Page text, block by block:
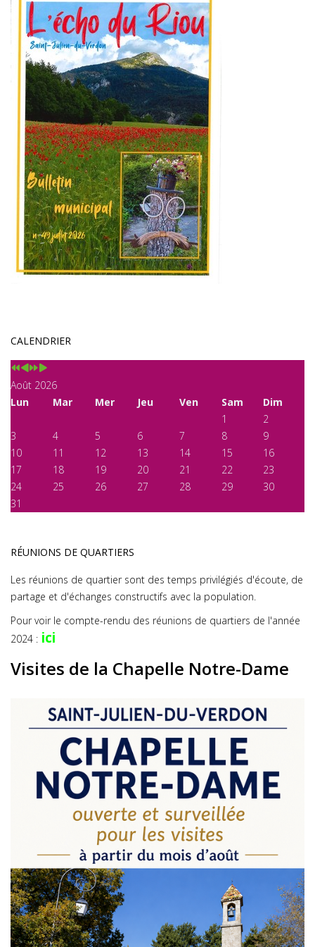
CALENDRIER
Août 2026
Lun
Mar Mer Jeu Ven Sam
Dim
1
2
3
4 5 6 7 8
9
10
11 12 13 14 15
16
17
18 19 20 21 22
23
24
25 26 27 28 29
30
31
RÉUNIONS DE QUARTIERS
Les réunions de quartier sont des temps privilégiés d'écoute, de
partage et d'échanges constructifs avec la population.
Pour voir le compte-rendu des réunions de quartiers de l'année
2024 : ici
Visites de la Chapelle Notre-Dame